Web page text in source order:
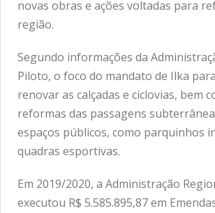
novas obras e ações voltadas para
região.
Segundo informações da
Piloto, o foco do mandato de Ilka
renovar as calçadas e ciclovias, bem
reformas das passagens
espaços públicos, como parquinhos
quadras esportivas.
Em 2019/2020, a Administração
executou R$ 5.585.895,87 em